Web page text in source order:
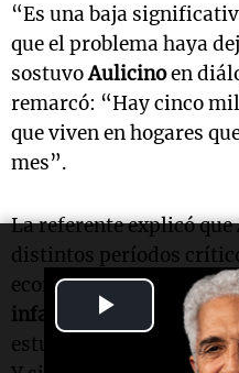
Play
Video
“Es una baja
que el problema haya
sostuvoAulicinoen
remarcó: “Hay cinco
que viven en hogares
mes”.
La referente explicó que
distintos períodos
económica fue elevando
infantil
. “Desde la
estuvimos por debajo